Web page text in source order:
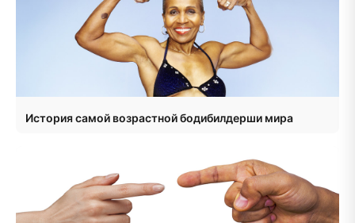
История самой возрастной бодибилдерши мира